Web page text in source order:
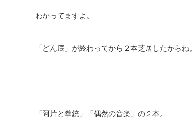
わかってますよ。
「どん底」が終わってから２本芝居したからね。
「阿片と拳銃」「偶然の音楽」の２本。